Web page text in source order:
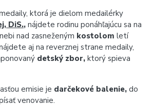
ktorá je dielom medailérky
DiS., nájdete rodinu ponáhľajúcu sa na
nad zasneženým kostolom letí
aj na reverznej strane medaily,
detský zbor, ktorý spieva
emisie je darčekové balenie, do
venovanie.